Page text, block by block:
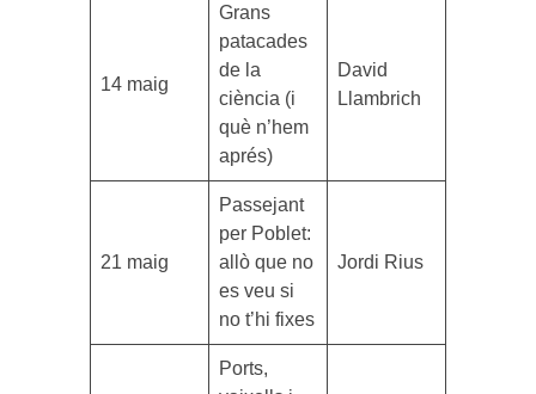
14 maig
Grans
patacades
de la
ciència (i
què n’hem
aprés)
David
Llambrich
21 maig
Passejant
per Poblet:
allò que no
es veu si
no t’hi fixes
Jordi Rius
Ports,